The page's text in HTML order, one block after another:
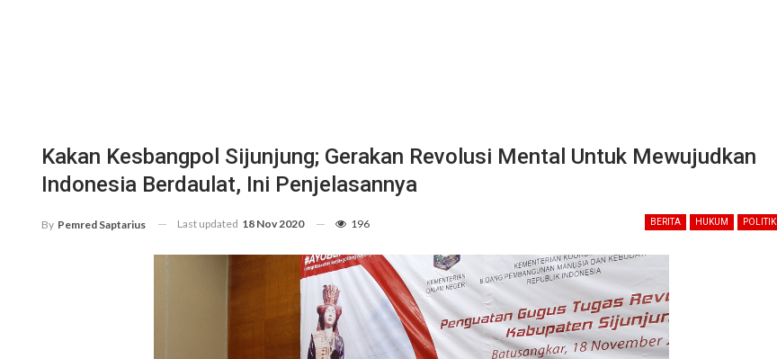
Kakan Kesbangpol Sijunjung; Gerakan Revolusi Mental Untuk Mewujudkan
Indonesia Berdaulat, Ini Penjelasannya
BERITA HUKUM POLITIK
By Pemred Saptarius Last updated 18 Nov 2020 196